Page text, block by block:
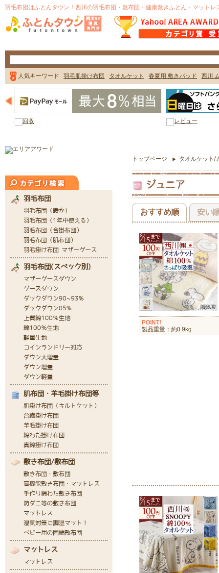
トップページ タオルケット/
ジュニア
おすすめ順 安い
POINT!
製品重量：約0.9kg